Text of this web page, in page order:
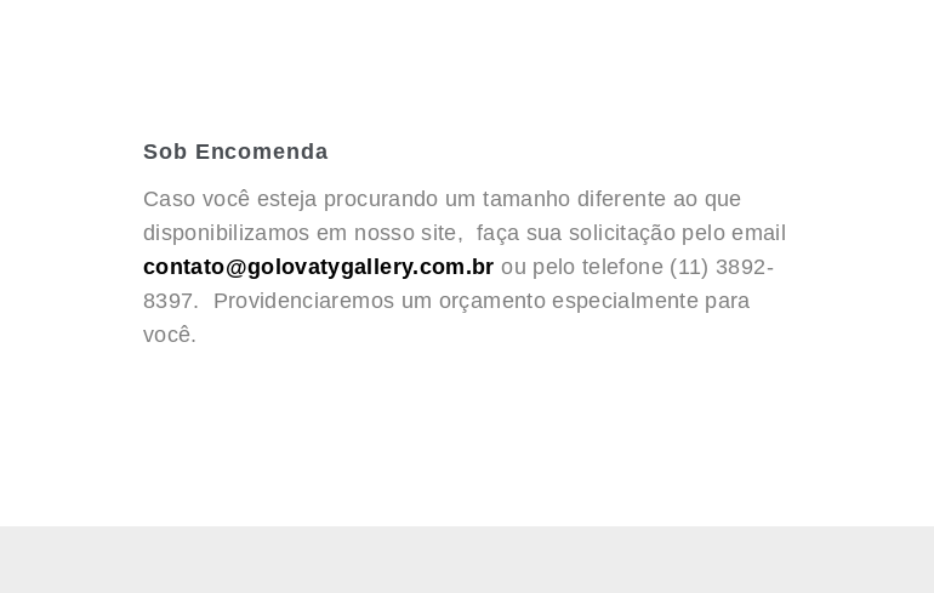
Sob Encomenda
Caso você esteja procurando um tamanho diferente ao que
disponibilizamos em nosso site, faça sua solicitação pelo email
contato@golovatygallery.com.br ou pelo telefone (11) 3892-
8397. Providenciaremos um orçamento especialmente para
você.